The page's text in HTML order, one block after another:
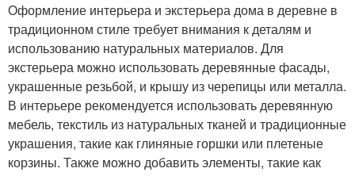
Оформление интерьера и экстерьера дома в деревне в
традиционном стиле требует внимания к деталям и
использованию натуральных материалов. Для
экстерьера можно использовать деревянные фасады,
украшенные резьбой, и крышу из черепицы или металла.
В интерьере рекомендуется использовать деревянную
мебель, текстиль из натуральных тканей и традиционные
украшения, такие как глиняные горшки или плетеные
корзины. Также можно добавить элементы, такие как